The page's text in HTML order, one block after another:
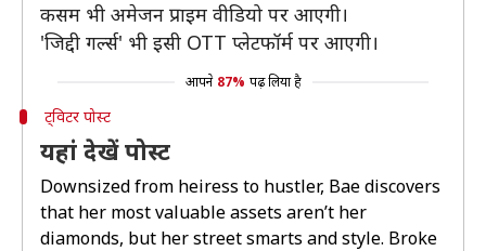
कसम भी अमेजन प्राइम वीडियो पर आएगी।
'जिद्दी गर्ल्स' भी इसी OTT प्लेटफॉर्म पर आएगी।
आपने 87% पढ़ लिया है
ट्विटर पोस्ट
यहां देखें पोस्ट
Downsized from heiress to hustler, Bae discovers
that her most valuable assets aren’t her
diamonds, but her street smarts and style. Broke